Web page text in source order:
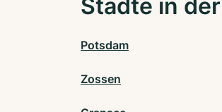
Städte in
Potsdam
Zossen